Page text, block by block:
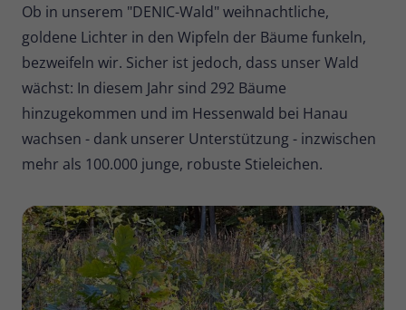
Ob in unserem "DENIC-Wald" weihnachtliche,
goldene Lichter in den Wipfeln der Bäume funkeln,
bezweifeln wir. Sicher ist jedoch, dass unser Wald
wächst: In diesem Jahr sind 292 Bäume
hinzugekommen und im Hessenwald bei Hanau
wachsen - dank unserer Unterstützung - inzwischen
mehr als 100.000 junge, robuste Stieleichen.
Zweck
Attributionsinformationen, des
Referrers, der ursprünglich zum
Besuch der Website verwendet wurde
Name _pk_id
Anbieter Matomo
Zweck
Wird verwendet, um einige Details über
den Benutzer zu speichern, wie z. B. die
eindeutige Besucher-ID.